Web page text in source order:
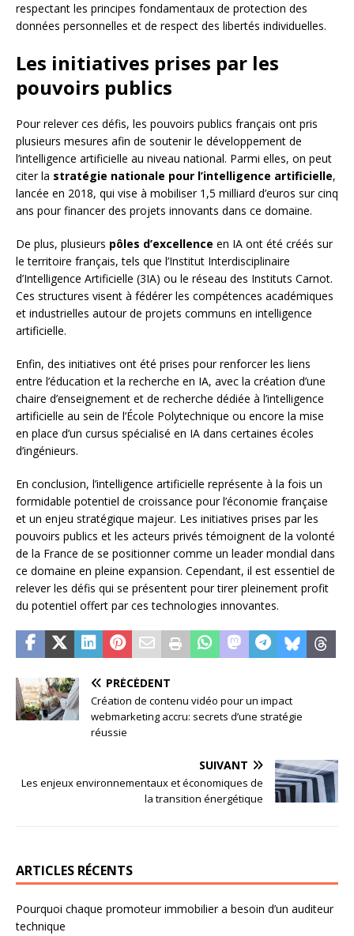
respectant les principes fondamentaux de protection des
données personnelles et de respect des libertés individuelles.
Les initiatives prises par les
pouvoirs publics
Pour relever ces défis, les pouvoirs publics français ont pris
plusieurs mesures afin de soutenir le développement de
l’intelligence artificielle au niveau national. Parmi elles, on peut
citer la stratégie nationale pour l’intelligence artificielle,
lancée en 2018, qui vise à mobiliser 1,5 milliard d’euros sur cinq
ans pour financer des projets innovants dans ce domaine.
De plus, plusieurs pôles d’excellence en IA ont été créés sur
le territoire français, tels que l’Institut Interdisciplinaire
d’Intelligence Artificielle (3IA) ou le réseau des Instituts Carnot.
Ces structures visent à fédérer les compétences académiques
et industrielles autour de projets communs en intelligence
artificielle.
Enfin, des initiatives ont été prises pour renforcer les liens
entre l’éducation et la recherche en IA, avec la création d’une
chaire d’enseignement et de recherche dédiée à l’intelligence
artificielle au sein de l’École Polytechnique ou encore la mise
en place d’un cursus spécialisé en IA dans certaines écoles
d’ingénieurs.
En conclusion, l’intelligence artificielle représente à la fois un
formidable potentiel de croissance pour l’économie française
et un enjeu stratégique majeur. Les initiatives prises par les
pouvoirs publics et les acteurs privés témoignent de la volonté
de la France de se positionner comme un leader mondial dans
ce domaine en pleine expansion. Cependant, il est essentiel de
relever les défis qui se présentent pour tirer pleinement profit
du potentiel offert par ces technologies innovantes.
PRÉCÉDENT
Création de contenu vidéo pour un impact
webmarketing accru: secrets d’une stratégie
réussie
SUIVANT
Les enjeux environnementaux et économiques de
la transition énergétique
ARTICLES RÉCENTS
Pourquoi chaque promoteur immobilier a besoin d’un auditeur
technique